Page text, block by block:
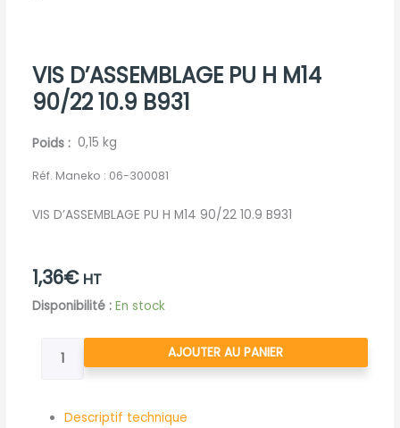
VIS D’ASSEMBLAGE PU H M14
90/22 10.9 B931
Poids 0,15 kg
Réf. Maneko : 06-300081
VIS D’ASSEMBLAGE PU H M14 90/22 10.9 B931
1,36€ HT
Disponibilité : En stock
quantité
D'ASSEMBLAGE
AJOUTER AU PANIER
Descriptif technique